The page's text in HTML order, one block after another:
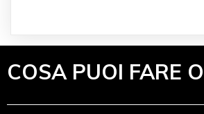
COSA PUOI FARE